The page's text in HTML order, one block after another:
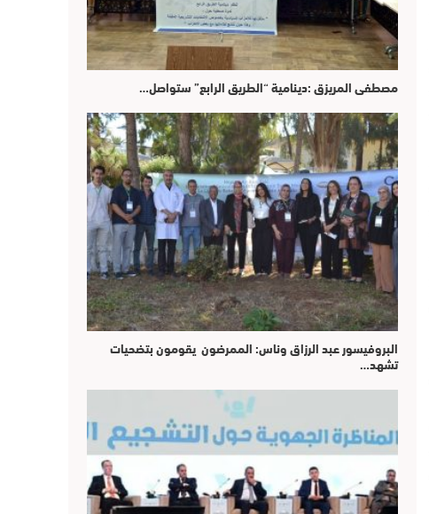
مصطفى المريزق :دينامية “الطريق الرابع” ستواصل…
البروفيسور عبد الرزاق وناس: الممرضون يقومون بتضحيات
تشهد…